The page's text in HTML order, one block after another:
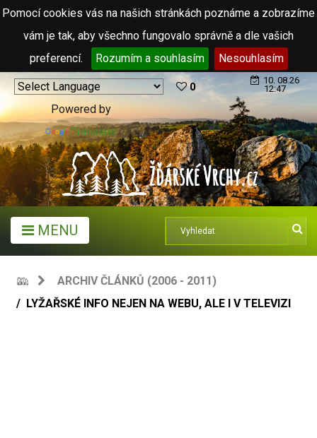
Pomocí cookies vás na našich stránkách poznáme a zobrazíme
vám je tak, aby všechno fungovalo správně a dle vašich
preferencí.
Rozumím a souhlasím Nesouhlasím
Powered by
Translate
0
10. 08.26
12:47
MENU
ARCHIV ČLÁNKŮ (2006 - 2011)
LYŽAŘSKÉ INFO NEJEN NA WEBU, ALE I V TELEVIZI